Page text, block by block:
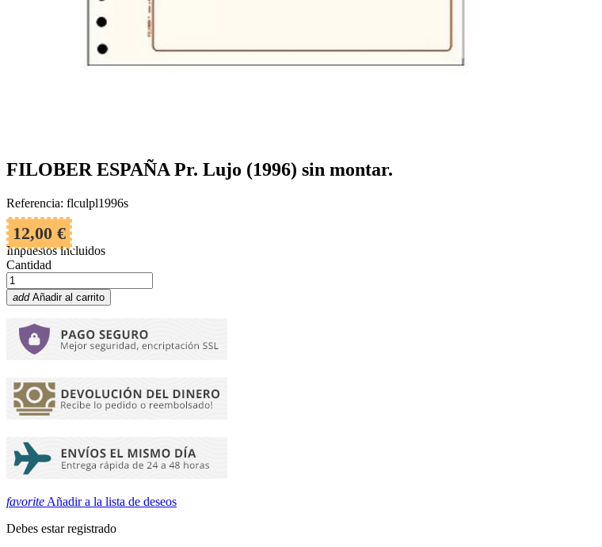
FILOBER ESPAÑA Pr. Lujo (1996) sin montar.
Referencia: flculpl1996s
12,00 €
Impuestos incluidos
Cantidad
add Añadir al carrito
favorite Añadir a la lista de deseos
Debes estar registrado